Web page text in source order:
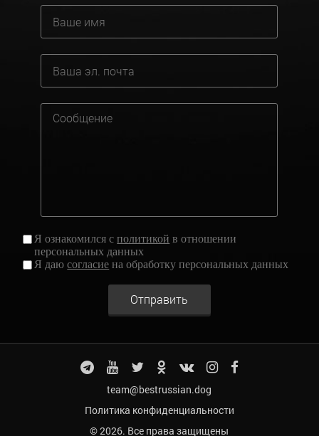
Я ознакомился сполитикой в отношении
персональных данных
Я даюсогласие на обработку персональных данных
Отправить
team@bestrussian.dog
Политика конфиденциальности
© 2026. Все права защищены